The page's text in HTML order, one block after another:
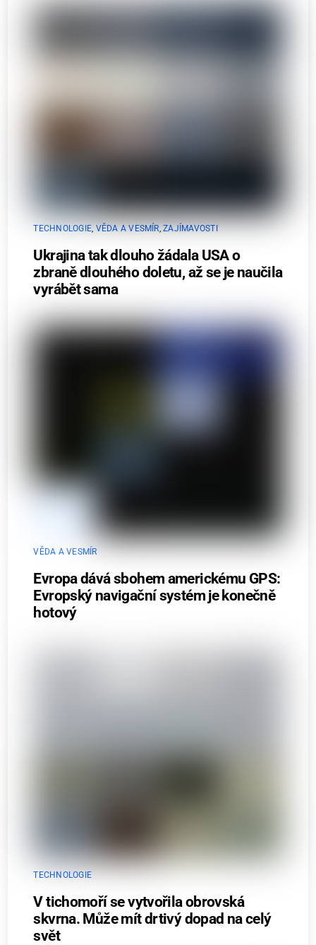
TECHNOLOGIE, VĚDA A VESMÍR,ZAJÍMAVOSTI
Ukrajina tak dlouho žádala USA o
zbraně dlouhého doletu, až se je naučila
vyrábět sama
VĚDA A VESMÍR
Evropa dává sbohem americkému GPS:
Evropský navigační systém je konečně
hotový
TECHNOLOGIE
V tichomoří se vytvořila obrovská
skvrna. Může mít drtivý dopad na celý
svět